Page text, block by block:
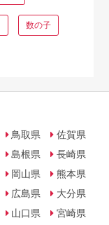
数の子
鳥取県
島根県
岡山県
広島県
山口県
佐賀県
長崎県
熊本県
大分県
宮崎県